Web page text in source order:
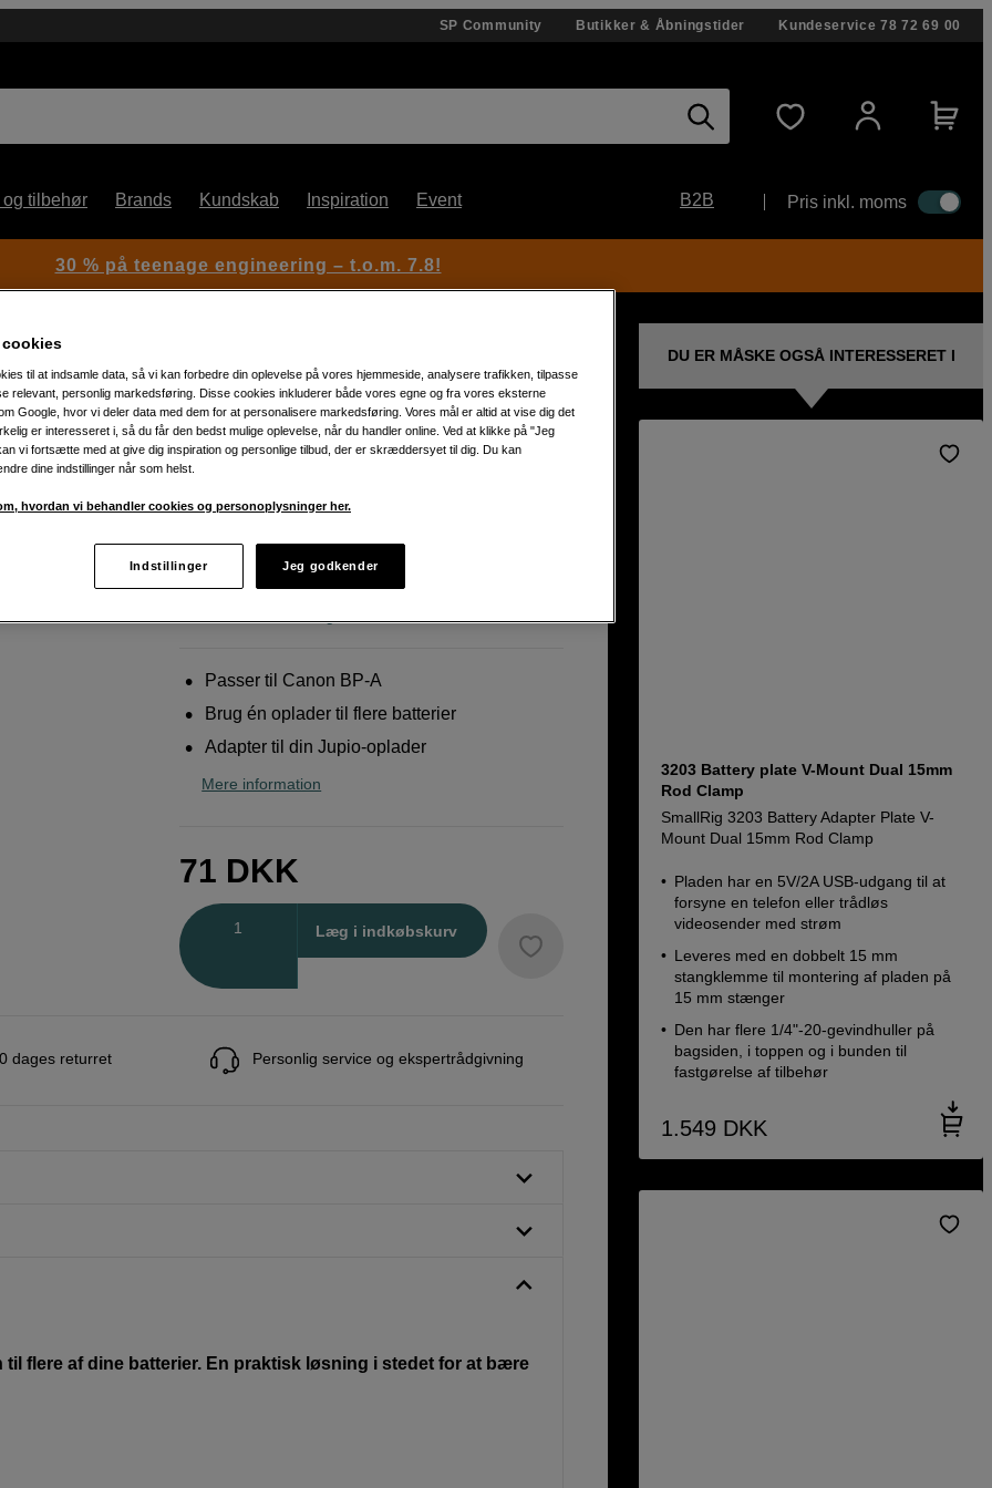
SP Community Butikker & Åbningstider Kundeservice 78 72 69 00
og tilbehør Brands Kundskab Inspiration Event B2B Pris inkl. moms
Artikelnummer: 1055199
Jupio Charger Plate Canon BP-A
Batteriplade til Canon BP-A
Weblager
Passer til Canon BP-A
Brug én oplader til flere batterier
Adapter til din Jupio-oplader
Mere information
71 DKK
Læg i indkøbskurv
dages returret Personlig service og ekspertrådgivning
flere af dine batterier. En praktisk løsning i stedet for at bære
DU ER MÅSKE OGSÅ INTERESSERET I
3203 Battery plate V-Mount Dual 15mm
Rod Clamp
SmallRig 3203 Battery Adapter Plate V-
Mount Dual 15mm Rod Clamp
Pladen har en 5V/2A USB-udgang til at
forsyne en telefon eller trådløs
videosender med strøm
Leveres med en dobbelt 15 mm
stangklemme til montering af pladen på
15 mm stænger
Den har flere 1/4"-20-gevindhuller på
bagsiden, i toppen og i bunden til
fastgørelse af tilbehør
1.549 DKK
30 % på teenage engineering – t.o.m. 7.8!
til at indsamle data, så vi kan forbedre din oplevelse på vores hjemmeside, analysere trafikken, tilpasse
relevant, personlig markedsføring. Disse cookies inkluderer både vores egne og fra vores eksterne
Google, hvor vi deler data med dem for at personalisere markedsføring. Vores mål er altid at vise dig det
er interesseret i, så du får den bedst mulige oplevelse, når du handler online. Ved at klikke på "Jeg
vi fortsætte med at give dig inspiration og personlige tilbud, der er skræddersyet til dig. Du kan
dine indstillinger når som helst.
hvordan vi behandler cookies og personoplysninger her.
Indstillinger Jeg godkender